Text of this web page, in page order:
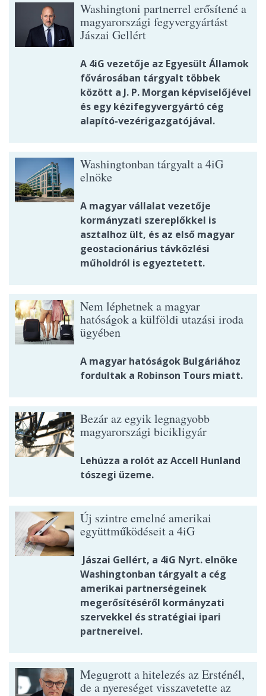
Washingtoni partnerrel erősítené a
magyarországi fegyvergyártást
Jászai Gellért
A 4iG vezetője az Egyesült Államok
fővárosában tárgyalt többek
között a J. P. Morgan képviselőjével
és egy kézifegyvergyártó cég
alapító-vezérigazgatójával.
Washingtonban tárgyalt a 4iG
elnöke
A magyar vállalat vezetője
kormányzati szereplőkkel is
asztalhoz ült, és az első magyar
geostacionárius távközlési
műholdról is egyeztetett.
Nem léphetnek a magyar
hatóságok a külföldi utazási iroda
ügyében
A magyar hatóságok Bulgáriához
fordultak a Robinson Tours miatt.
Bezár az egyik legnagyobb
magyarországi bicikligyár
Lehúzza a rolót az Accell Hunland
tószegi üzeme.
Új szintre emelné amerikai
együttműködéseit a 4iG
Jászai Gellért, a 4iG Nyrt. elnöke
Washingtonban tárgyalt a cég
amerikai partnerségeinek
megerősítéséről kormányzati
szervekkel és stratégiai ipari
partnereivel.
Megugrott a hitelezés az Ersténél,
de a nyereséget visszavetette az